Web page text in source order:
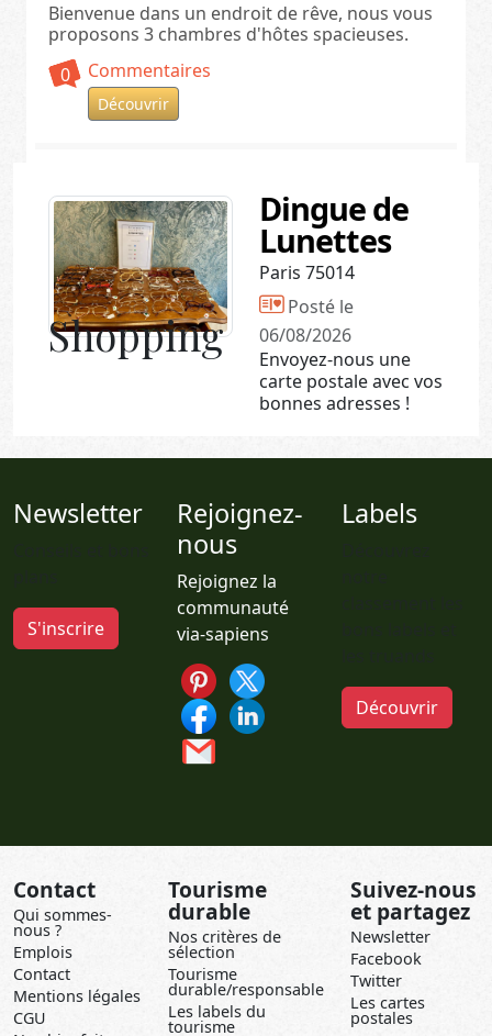
Bienvenue dans un endroit de rêve, nous vous
proposons 3 chambres d'hôtes spacieuses.
0
Commentaires
Découvrir
Shopping
Dingue de
Lunettes
Paris 75014
Posté le
06/08/2026
Envoyez-nous une
carte postale avec vos
bonnes adresses !
Newsletter
S'inscrire
Rejoignez-
nous
Rejoignez la
communauté
via-sapiens
Labels
Découvrir
Contact
Qui sommes-
nous ?
Emplois
Contact
Mentions légales
CGU
Tourisme
durable
Nos critères de
sélection
Tourisme
durable/responsable
Les labels du
tourisme
Suivez-nous
et partagez
Newsletter
Facebook
Twitter
Les cartes
postales